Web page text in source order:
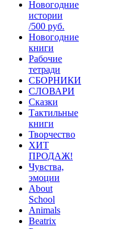
Новогодние
истории
/500 руб.
Новогодние
книги
Рабочие
тетради
СБОРНИКИ
СЛОВАРИ
Сказки
Тактильные
книги
Творчество
ХИТ
ПРОДАЖ!
Чувства,
эмоции
About
School
Animals
Beatrix